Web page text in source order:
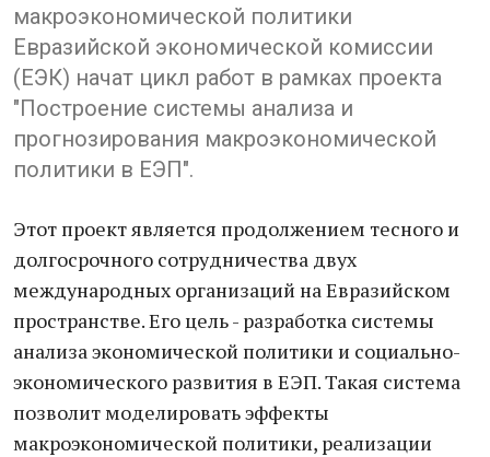
макроэкономической политики
Евразийской экономической комиссии
(ЕЭК) начат цикл работ в рамках проекта
"Построение системы анализа и
прогнозирования макроэкономической
политики в ЕЭП".
Этот проект является продолжением тесного и
долгосрочного сотрудничества двух
международных организаций на Евразийском
пространстве. Его цель - разработка системы
анализа экономической политики и социально-
экономического развития в ЕЭП. Такая система
позволит моделировать эффекты
макроэкономической политики, реализации